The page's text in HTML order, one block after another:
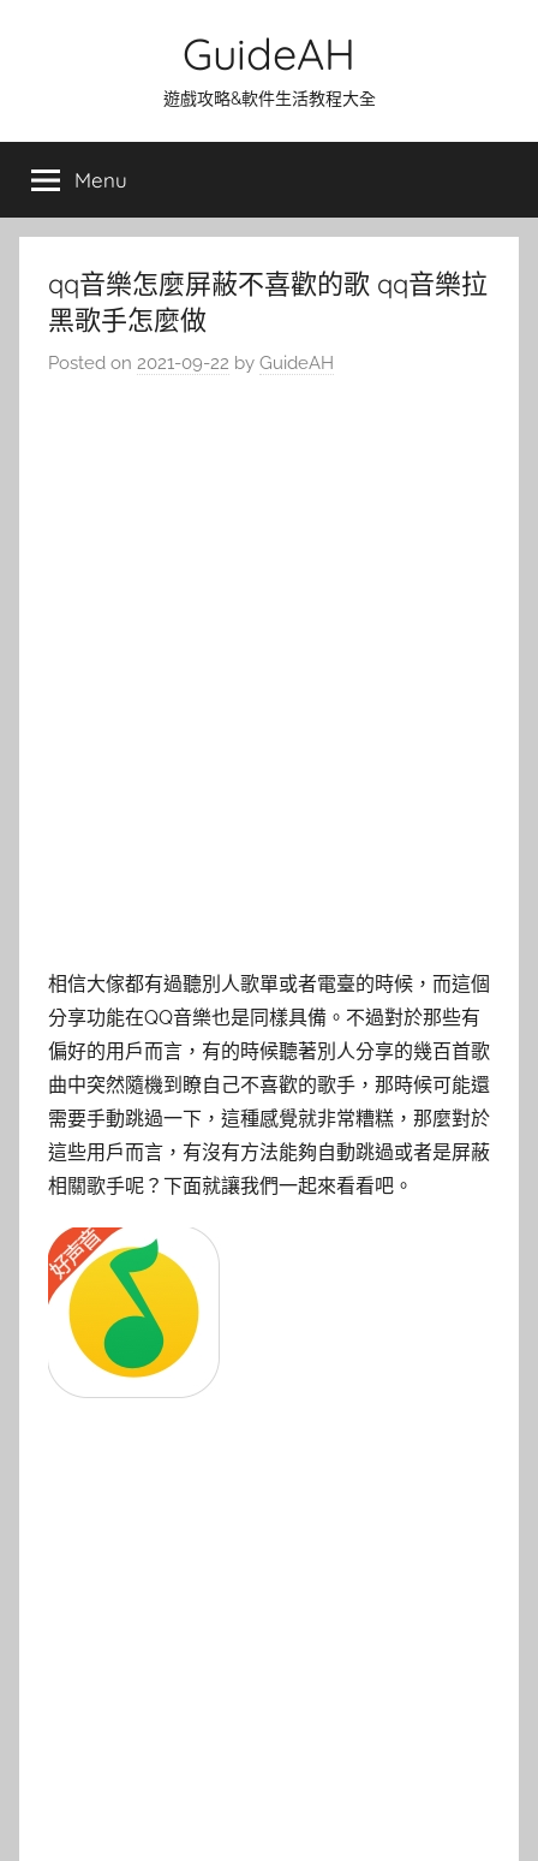
GuideAH
遊戲攻略&軟件生活教程大全
Menu
qq音樂怎麼屏蔽不喜歡的歌 qq音樂拉
黑歌手怎麼做
Posted on 2021-09-22 by GuideAH
相信大傢都有過聽別人歌單或者電臺的時候，而這個
分享功能在QQ音樂也是同樣具備。不過對於那些有
偏好的用戶而言，有的時候聽著別人分享的幾百首歌
曲中突然隨機到瞭自己不喜歡的歌手，那時候可能還
需要手動跳過一下，這種感覺就非常糟糕，那麼對於
這些用戶而言，有沒有方法能夠自動跳過或者是屏蔽
相關歌手呢？下面就讓我們一起來看看吧。